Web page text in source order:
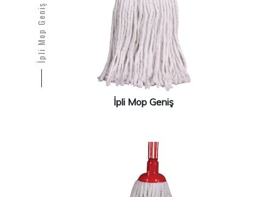
İpli Mop Geniş
İpli Mop Geniş